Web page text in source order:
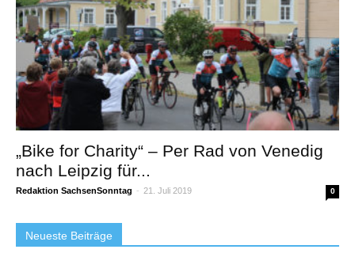
„Bike for Charity“ – Per Rad von Venedig
nach Leipzig für...
Redaktion SachsenSonntag - 21. Juli 2019 0
Neueste Beiträge